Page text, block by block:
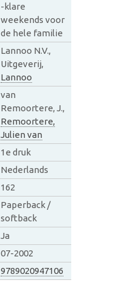
-klare
weekends voor
de hele familie
Lannoo N.V.,
Uitgeverij,
Lannoo
van
Remoortere, J.,
Remoortere,
Julien van
1e druk
Nederlands
162
Paperback /
softback
Ja
07-2002
9789020947106